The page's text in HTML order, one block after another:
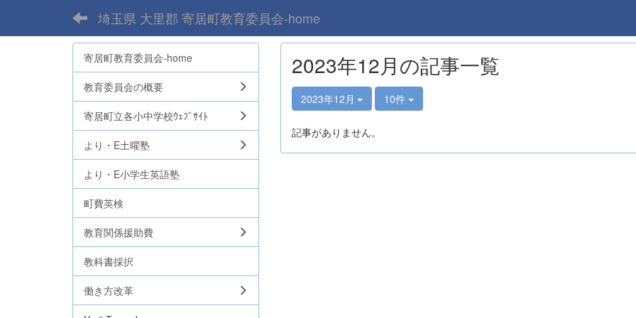
埼玉県 大里郡 寄居町教育委員会-home
2023年12月の記事一覧
2023年12月 10件
記事がありません。
寄居町教育委員会-home
教育委員会の概要
寄居町立各小中学校ｳｪﾌﾞｻｲﾄ
より・E土曜塾
より・E小学生英語塾
町費英検
教育関係援助費
教科書採択
働き方改革